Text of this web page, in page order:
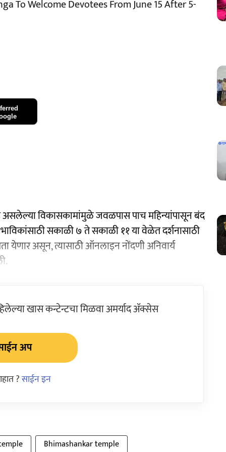
To Welcome Devotees From June 15 After 5-
असलेल्या विकासकामांमुळे जवळपास पाच महिन्यांपासून बंद
सकाळी ७ ते सकाळी ११ या वेळेत दर्शनासाठी
येणार असून, त्यासाठी ऑनलाइन नोंदणी अनिवार्य
खास कन्टेन्टचा मिळवा अमर्याद ॲक्सेस
अप
?साईन इन
Bhimashankar temple